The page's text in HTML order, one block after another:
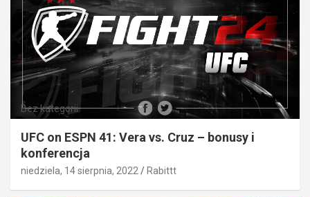
Bez kategorii
UFC on ESPN 41: Vera vs. Cruz – bonusy i
konferencja
niedziela, 14 sierpnia, 2022 Rabittt